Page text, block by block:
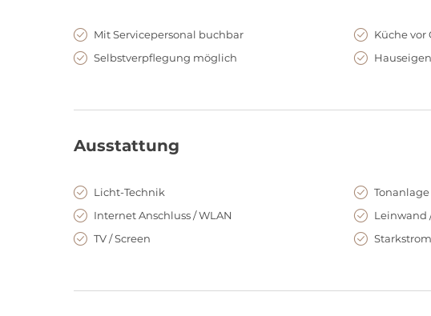
öffentlichen Verkehrsmitteln als auch mit dem PKW erfolgen.
der Durchführung eines Events mit Rat und Tat zur Seite.
Mit Servicepersonal buchbar
Küche vor
Selbstverpflegung möglich
Ausstattung
Licht-Technik
Internet Anschluss / WLAN
Leinwand
TV / Screen
Starkstrom